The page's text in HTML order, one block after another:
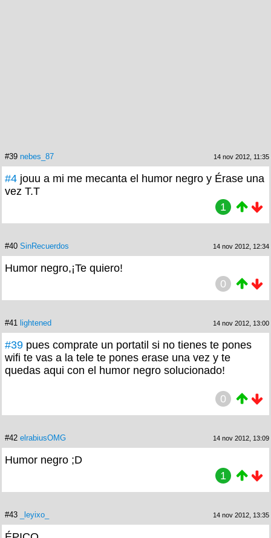
#39 nebes_87 14 nov 2012, 11:35
#4 jouu a mi me mecanta el humor negro y Érase una
vez T.T
1
#40 SinRecuerdos 14 nov 2012, 12:34
Humor negro,¡Te quiero!
0
#41 lightened 14 nov 2012, 13:00
#39 pues comprate un portatil si no tienes te pones
wifi te vas a la tele te pones erase una vez y te
quedas aqui con el humor negro solucionado!
0
#42 elrabiusOMG 14 nov 2012, 13:09
Humor negro ;D
1
#43 _leyixo_ 14 nov 2012, 13:35